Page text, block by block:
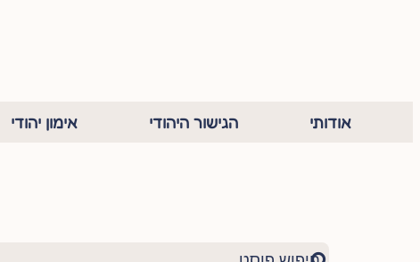
אודותי הגישור היהודי אימון יהודי